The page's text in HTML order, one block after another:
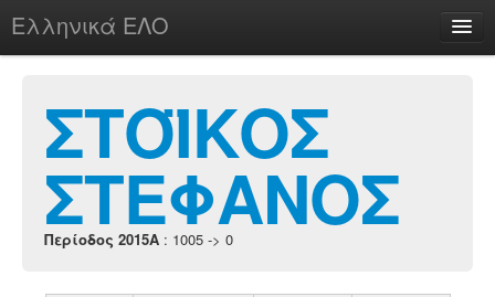
Ελληνικά ΕΛΟ
chesstu.be @ discord
Login
ΣΤΟΪΚΟΣ
ΣΤΕΦΑΝΟΣ
Περίοδος 2015A : 1005 -> 0